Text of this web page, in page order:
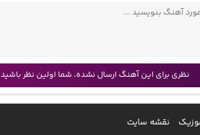
نظری برای این آهنگ ارسال نشده، شما اولین نظر باشید
نقشه سایت